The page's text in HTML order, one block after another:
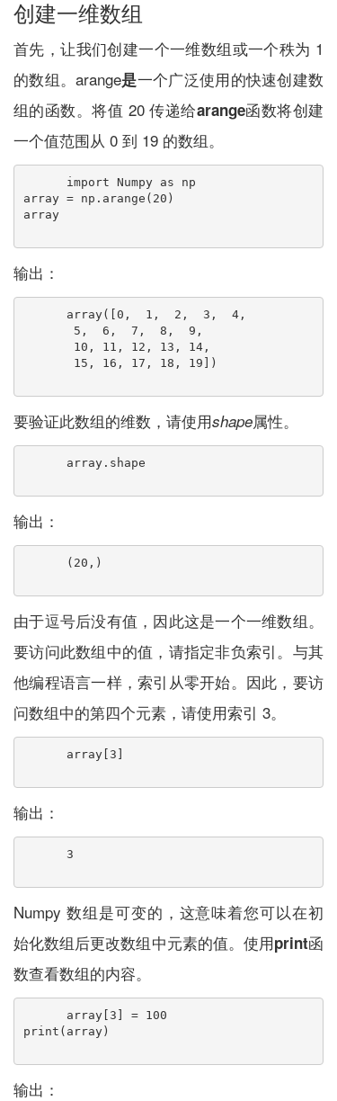
创建一维数组
首先，让我们创建一个一维数组或一个秩为 1
的数组。arange是一个广泛使用的快速创建数
组的函数。将值 20 传递给arange函数将创建
一个值范围从 0 到 19 的数组。
import Numpy as np
array = np.arange(20)
array
输出：
array([0,  1,  2,  3,  4,
       5,  6,  7,  8,  9,
       10, 11, 12, 13, 14,
       15, 16, 17, 18, 19])
要验证此数组的维数，请使用shape属性。
array.shape
输出：
(20,)
由于逗号后没有值，因此这是一个一维数组。
要访问此数组中的值，请指定非负索引。与其
他编程语言一样，索引从零开始。因此，要访
问数组中的第四个元素，请使用索引 3。
array[3]
输出：
3
Numpy 数组是可变的，这意味着您可以在初
始化数组后更改数组中元素的值。使用print函
数查看数组的内容。
array[3] = 100
print(array)
输出：